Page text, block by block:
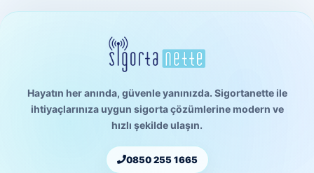
Hayatın her anında, güvenle yanınızda. Sigortanette ile
ihtiyaçlarınıza uygun sigorta çözümlerine modern ve
hızlı şekilde ulaşın.
0850 255 1665